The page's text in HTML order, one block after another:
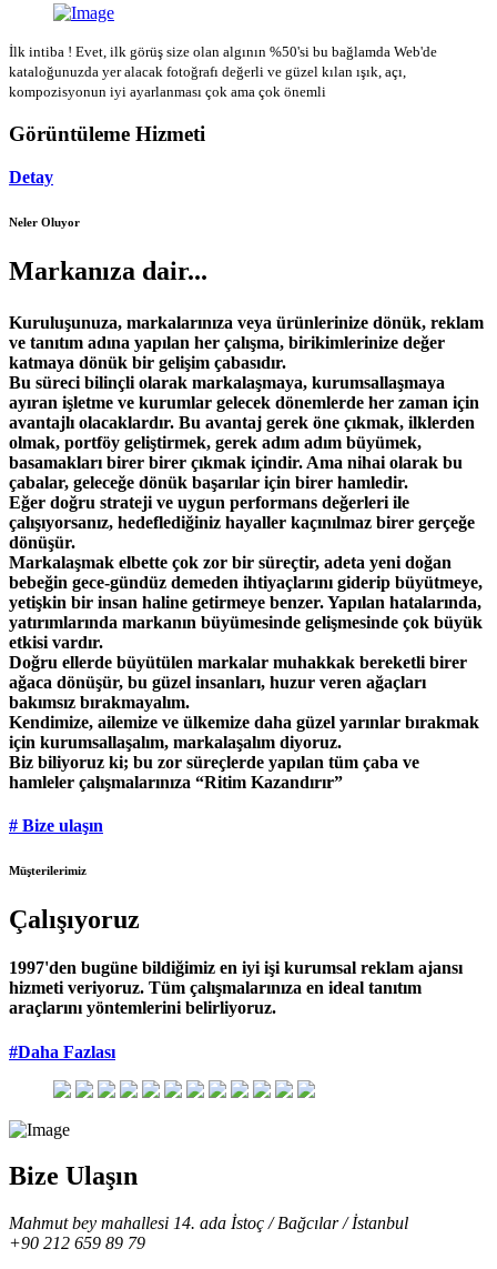
İlk intiba ! Evet, ilk görüş size olan algının %50'si bu bağlamda Web'de
kataloğunuzda yer alacak fotoğrafı değerli ve güzel kılan ışık, açı,
kompozisyonun iyi ayarlanması çok ama çok önemli
Görüntüleme Hizmeti
Detay
Neler Oluyor
Markanıza dair...
Kuruluşunuza, markalarınıza veya ürünlerinize dönük, reklam
ve tanıtım adına yapılan her çalışma, birikimlerinize değer
katmaya dönük bir gelişim çabasıdır.
Bu süreci bilinçli olarak markalaşmaya, kurumsallaşmaya
ayıran işletme ve kurumlar gelecek dönemlerde her zaman için
avantajlı olacaklardır. Bu avantaj gerek öne çıkmak, ilklerden
olmak, portföy geliştirmek, gerek adım adım büyümek,
basamakları birer birer çıkmak içindir. Ama nihai olarak bu
çabalar, geleceğe dönük başarılar için birer hamledir.
Eğer doğru strateji ve uygun performans değerleri ile
çalışıyorsanız, hedeflediğiniz hayaller kaçınılmaz birer gerçeğe
dönüşür.
Markalaşmak elbette çok zor bir süreçtir, adeta yeni doğan
bebeğin gece-gündüz demeden ihtiyaçlarını giderip büyütmeye,
yetişkin bir insan haline getirmeye benzer. Yapılan hatalarında,
yatırımlarında markanın büyümesinde gelişmesinde çok büyük
etkisi vardır.
Doğru ellerde büyütülen markalar muhakkak bereketli birer
ağaca dönüşür, bu güzel insanları, huzur veren ağaçları
bakımsız bırakmayalım.
Kendimize, ailemize ve ülkemize daha güzel yarınlar bırakmak
için kurumsallaşalım, markalaşalım diyoruz.
Biz biliyoruz ki; bu zor süreçlerde yapılan tüm çaba ve
hamleler çalışmalarınıza “Ritim Kazandırır”
# Bize ulaşın
Müşterilerimiz
Çalışıyoruz
1997'den bugüne bildiğimiz en iyi işi kurumsal reklam ajansı
hizmeti veriyoruz. Tüm çalışmalarınıza en ideal tanıtım
araçlarını yöntemlerini belirliyoruz.
#Daha Fazlası
Bize Ulaşın
Mahmut bey mahallesi 14. ada İstoç / Bağcılar / İstanbul
+90 212 659 89 79